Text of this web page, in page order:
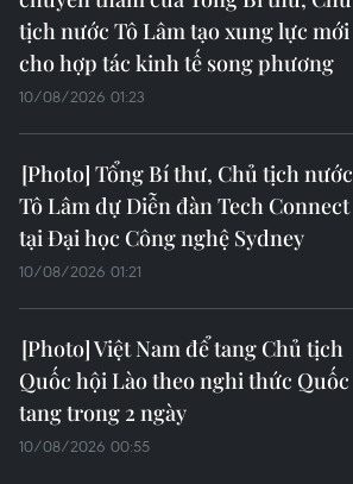
tịch nước Tô Lâm tạo xung lực mới
cho hợp tác kinh tế song phương
10/08/2026 01:23
Tổng Bí thư, Chủ tịch nước
Tô Lâm dự Diễn đàn Tech Connect
tại Đại học Công nghệ Sydney
10/08/2026 01:21
Việt Nam để tang Chủ tịch
Quốc hội Lào theo nghi thức Quốc
tang trong 2 ngày
10/08/2026 00:55